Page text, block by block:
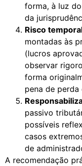
forma, à luz
da
Risco
montadas às
(lucros
observar
forma
pena de
passivo
possíveis
casos
de
A recomendação